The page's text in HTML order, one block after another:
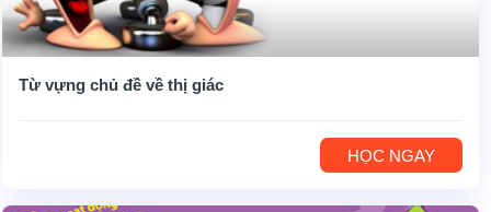
Từ vựng chủ đề về thị giác
HỌC NGAY